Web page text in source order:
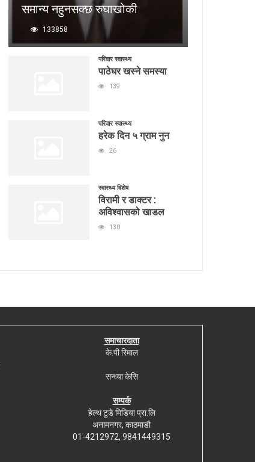
समान्य नहुनसक्छ रुघाखोकी
133858
परिवार स्वास्थ्य
पाठेघर खस्ने समस्या
139
परिवार स्वास्थ्य
हरेक दिन ५ ग्राम नुन
26
स्वास्थ्य विशेष
विरामी र डाक्टर :
अविश्वासको खाडल
130
समाचारदाता
के.पी रिमाल
सन्ध्या केसि
सम्पर्क
हेल्थ टुडे मिडिया प्रा.लि
अनामनगर, काठमाडौ
01-4212972, 9841449315